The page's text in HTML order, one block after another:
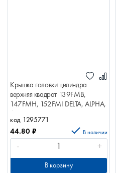
Крышка головки цилиндра
верхняя квадрат 139FMB,
147FMH, 152FMI DELTA, ALPHA,
ATV 110 верхняя
квад.DELTA,ALPHA,ATV110
10091572
код 1295771
44.80 ₽ В наличии
- +
В корзину